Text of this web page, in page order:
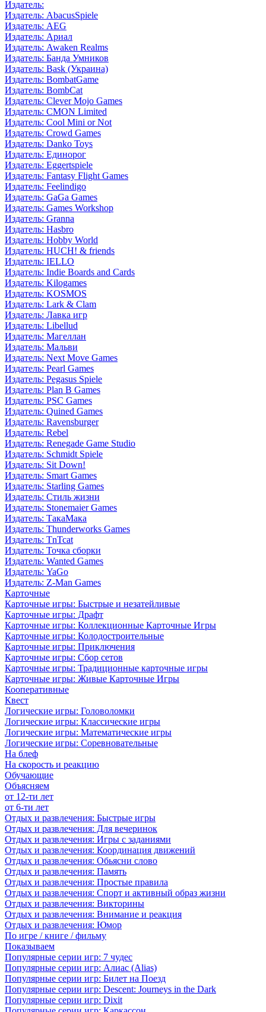
Издатель:
Издатель: AbacusSpiele
Издатель: AEG
Издатель: Ариал
Издатель: Awaken Realms
Издатель: Банда Умников
Издатель: Bask (Украина)
Издатель: BombatGame
Издатель: BombCat
Издатель: Clever Mojo Games
Издатель: CMON Limited
Издатель: Cool Mini or Not
Издатель: Crowd Games
Издатель: Danko Toys
Издатель: Единорог
Издатель: Eggertspiele
Издатель: Fantasy Flight Games
Издатель: Feelindigo
Издатель: GaGa Games
Издатель: Games Workshop
Издатель: Granna
Издатель: Hasbro
Издатель: Hobby World
Издатель: HUCH! & friends
Издатель: IELLO
Издатель: Indie Boards and Cards
Издатель: Kilogames
Издатель: KOSMOS
Издатель: Lark & Clam
Издатель: Лавка игр
Издатель: Libellud
Издатель: Магеллан
Издатель: Мальви
Издатель: Next Move Games
Издатель: Pearl Games
Издатель: Pegasus Spiele
Издатель: Plan B Games
Издатель: PSC Games
Издатель: Quined Games
Издатель: Ravensburger
Издатель: Rebel
Издатель: Renegade Game Studio
Издатель: Schmidt Spiele
Издатель: Sit Down!
Издатель: Smart Games
Издатель: Starling Games
Издатель: Стиль жизни
Издатель: Stonemaier Games
Издатель: ТакаМака
Издатель: Thunderworks Games
Издатель: TnTcat
Издатель: Точка сборки
Издатель: Wanted Games
Издатель: YaGo
Издатель: Z-Man Games
Карточные
Карточные игры: Быстрые и незатейливые
Карточные игры: Драфт
Карточные игры: Коллекционные Карточные Игры
Карточные игры: Колодостроительные
Карточные игры: Приключения
Карточные игры: Сбор сетов
Карточные игры: Традиционные карточные игры
Карточные игры: Живые Карточные Игры
Кооперативные
Квест
Логические игры: Головоломки
Логические игры: Классические игры
Логические игры: Математические игры
Логические игры: Соревновательные
На блеф
На скорость и реакцию
Обучающие
Объясняем
от 12-ти лет
от 6-ти лет
Отдых и развлечения: Быстрые игры
Отдых и развлечения: Для вечеринок
Отдых и развлечения: Игры с заданиями
Отдых и развлечения: Координация движений
Отдых и развлечения: Обьясни слово
Отдых и развлечения: Память
Отдых и развлечения: Простые правила
Отдых и развлечения: Спорт и активный образ жизни
Отдых и развлечения: Викторины
Отдых и развлечения: Внимание и реакция
Отдых и развлечения: Юмор
По игре / книге / фильму
Показываем
Популярные серии игр: 7 чудес
Популярные серии игр: Алиас (Alias)
Популярные серии игр: Билет на Поезд
Популярные серии игр: Descent: Journeys in the Dark
Популярные серии игр: Dixit